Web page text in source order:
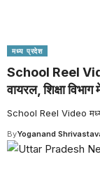
मध्य प्रदेश
School Reel
वायरल, शिक्षा
School Reel Video मध्य
ByYoganand